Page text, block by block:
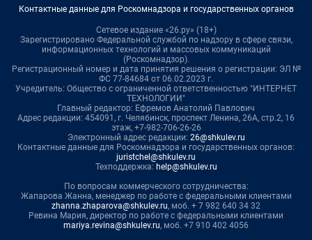
Контактные данные для Роскомнадзора и государственных органов
Сетевое издание «26.ру» (18+)
Зарегистрировано Федеральной службой по надзору в сфере связи,
информационных технологий и массовых коммуникаций
(Роскомнадзор).
Регистрационный номер и дата принятия решения о регистрации: ЭЛ №
ФС 77-84684 от 06.02.2023 г.
Учредитель: Общество с ограниченной ответственностью "ИНТЕРНЕТ
ТЕХНОЛОГИИ"
Главный редактор: Ефремов Анатолий Павлович
Адрес редакции: 454091, г. Челябинск, проспект Ленина, 26А, стр.2, 16
этаж, +7-982-706-26-26
Электронный адрес редакции: 26@shkulev.ru
Контактные данные для Роскомнадзора и государственных органов:
juristchel@shkulev.ru
Техподдержка: help@shkulev.ru
По вопросам коммерческого сотрудничества:
Жапарова Жанна, менеджер по работе с федеральными клиентами
zhanna.zhaparova@shkulev.ru, моб. + 7 982 640 34 32
Ревина Мария, директор по работе с федеральными клиентами
mariya.revina@shkulev.ru, моб. +7 910 402 4056